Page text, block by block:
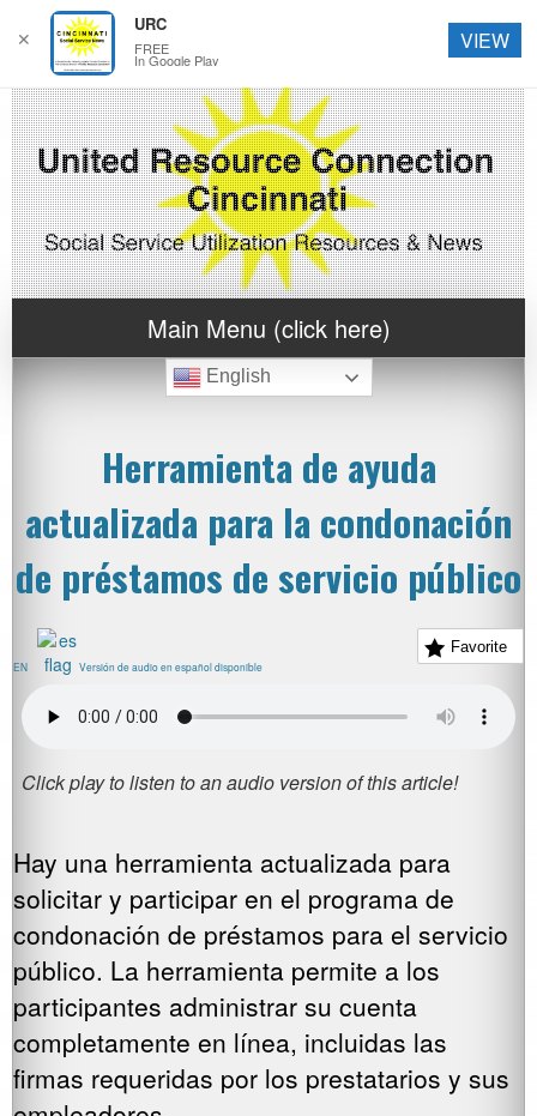
Main Menu (click here)
English
Herramienta de ayuda
actualizada para la condonación
de préstamos de servicio público
Favorite
EN Versión de audio en español disponible
Hay una herramienta actualizada para
solicitar y participar en el programa de
condonación de préstamos para el servicio
público. La herramienta permite a los
participantes administrar su cuenta
completamente en línea, incluidas las
firmas requeridas por los prestatarios y sus
✕
URC
FREE
In Google Play
VIEW